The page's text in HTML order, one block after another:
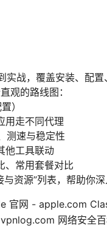
战，覆盖安装、配
观的路线图：
）
用走不同代理
测速与稳定性
他工具联动
、常用套餐对比
资源”列表，帮助你深
官网 - apple.com
网络安全